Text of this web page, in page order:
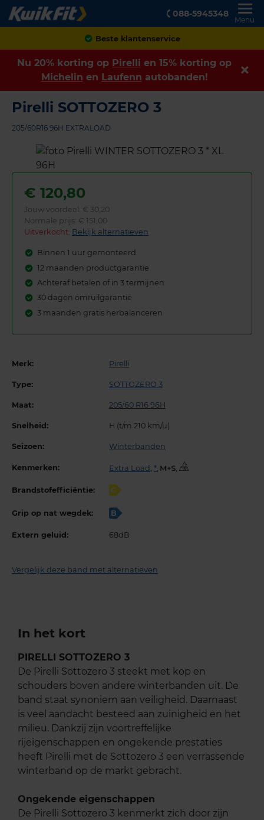
088-5945348
Menu
Achteraf betalen
Nu 20% korting op Pirelli en 15% korting op
Michelin en Laufenn autobanden!
Pirelli SOTTOZERO 3
205/60R16 96H EXTRALOAD
€ 120,80
Jouw voordeel: € 30,20
Normale prijs: € 151,00
Uitverkocht: Bekijk alternatieven
Binnen 1 uur gemonteerd
12 maanden productgarantie
Achteraf betalen of in 3 termijnen
30 dagen omruilgarantie
3 maanden gratis herbalanceren
Merk: Pirelli
Type: SOTTOZERO 3
Maat: 205/60 R16 96H
Snelheid: H (t/m 210 km/u)
Seizoen: Winterbanden
Kenmerken: Extra Load , *, ,
Brandstofefficiëntie: C
Grip op nat wegdek: B
Extern geluid: 68dB
Vergelijk deze band met alternatieven
In het kort
PIRELLI SOTTOZERO 3
De Pirelli Sottozero 3 steekt met kop en
schouders boven andere winterbanden uit. De
band staat synoniem aan veiligheid. Daarnaast
is veel aandacht besteed aan zuinigheid en het
milieu. Dankzij zijn voortreffelijke
rijeigenschappen en ongekende prestaties
heeft Pirelli met de Sottozero 3 een verrassende
winterband op de markt gebracht.
Ongekende eigenschappen
De Pirelli Sottozero 3 kenmerkt zich door zijn